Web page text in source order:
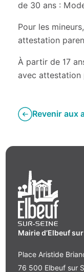
de 30 ans :
Pour les
attestation
À partir de 17
avec attestation
Revenir aux
Mairie d’Elbeuf
Place Aristide
76 500 Elbeuf sur